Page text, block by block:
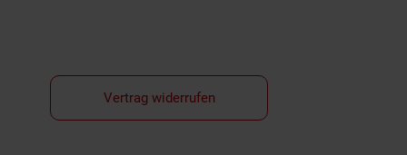
Vertrag widerrufen